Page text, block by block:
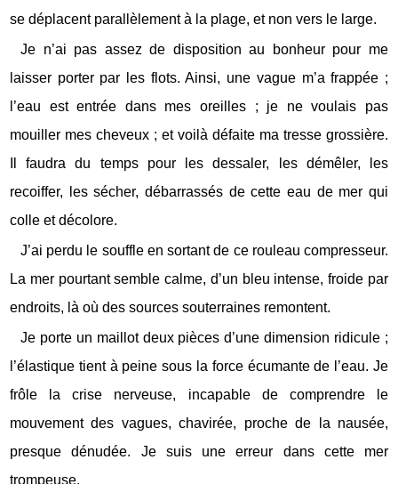
se déplacent parallèlement à la plage, et non vers le large.
Je n’ai pas assez de disposition au bonheur pour me
laisser porter par les flots. Ainsi, une vague m’a frappée ;
l’eau est entrée dans mes oreilles ; je ne voulais pas
mouiller mes cheveux ; et voilà défaite ma tresse grossière.
Il faudra du temps pour les dessaler, les démêler, les
recoiffer, les sécher, débarrassés de cette eau de mer qui
colle et décolore.
J’ai perdu le souffle en sortant de ce rouleau compresseur.
La mer pourtant semble calme, d’un bleu intense, froide par
endroits, là où des sources souterraines remontent.
Je porte un maillot deux pièces d’une dimension ridicule ;
l’élastique tient à peine sous la force écumante de l’eau. Je
frôle la crise nerveuse, incapable de comprendre le
mouvement des vagues, chavirée, proche de la nausée,
presque dénudée. Je suis une erreur dans cette mer
trompeuse.